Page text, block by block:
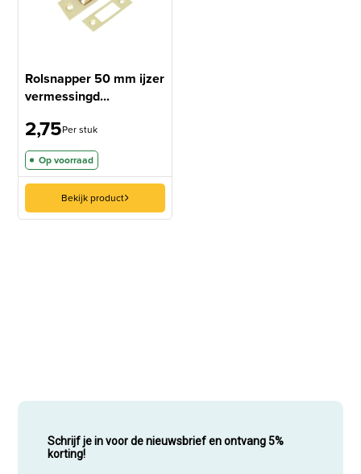
Rolsnapper 50 mm ijzer
vermessingd...
2,75Per stuk
Op voorraad
Bekijk product
Schrijf je in voor de nieuwsbrief en ontvang 5%
korting!